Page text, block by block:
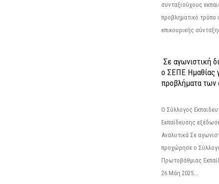
συνταξιούχους
προβληματικό τρόπο
επικουρικής
Σε αγωνιστική
ο ΣΕΠΕ Ημαθίας
προβλήματα των
Ο Σύλλογος
Εκπαίδευσης
Αναλυτικά Σε
προχώρησε ο
Πρωτοβάθμιας
26 Μάη 2025...